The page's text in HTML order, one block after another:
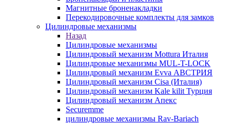
Магнитные броненакладки
Перекодировочные комплекты для замков
Цилиндровые механизмы
Назад
Цилиндровые механизмы
Цилиндровый механизм Mottura Италия
Цилиндровые механизмы MUL-T-LOCK
Цилиндровый механизм Evva АВСТРИЯ
Цилиндровый механизм Cisa (Италия)
Цилиндровый механизм Kale kilit Турция
Цилиндровый механизм Апекс
Securemme
цилиндровые механизмы Rav-Bariach